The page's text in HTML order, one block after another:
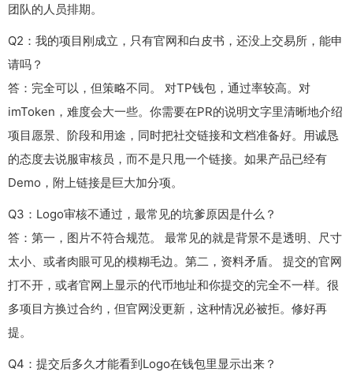
团队的人员排期。
Q2：我的项目刚成立，只有官网和白皮书，还没上交易所，能申
请吗？
答：完全可以，但策略不同。 对TP钱包，通过率较高。对
imToken，难度会大一些。你需要在PR的说明文字里清晰地介绍
项目愿景、阶段和用途，同时把社交链接和文档准备好。用诚恳
的态度去说服审核员，而不是只甩一个链接。如果产品已经有
Demo，附上链接是巨大加分项。
Q3：Logo审核不通过，最常见的坑爹原因是什么？
答：第一，图片不符合规范。 最常见的就是背景不是透明、尺寸
太小、或者肉眼可见的模糊毛边。第二，资料矛盾。 提交的官网
打不开，或者官网上显示的代币地址和你提交的完全不一样。很
多项目方换过合约，但官网没更新，这种情况必被拒。修好再
提。
Q4：提交后多久才能看到Logo在钱包里显示出来？